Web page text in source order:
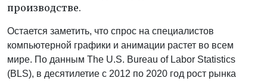
производстве.
Остается заметить, что спрос на специалистов
компьютерной графики и анимации растет во всем
мире. По данным The U.S. Bureau of Labor Statistics
(BLS), в десятилетие с 2012 по 2020 год рост рынка